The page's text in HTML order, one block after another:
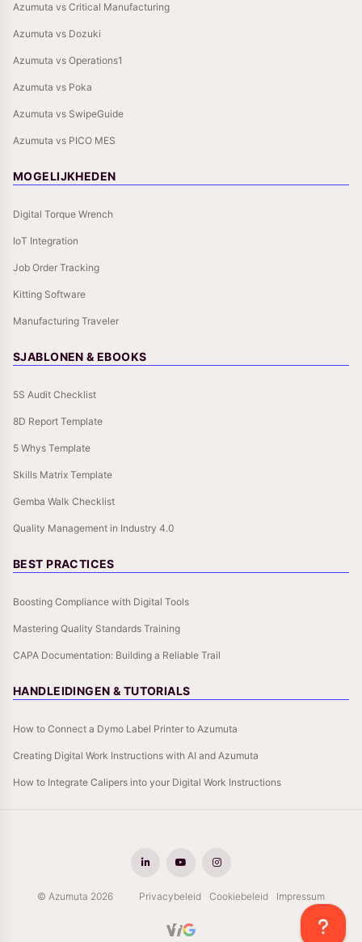
Azumuta vs Critical Manufacturing
Azumuta vs Dozuki
Azumuta vs Operations1
Azumuta vs Poka
Azumuta vs SwipeGuide
Azumuta vs PICO MES
MOGELIJKHEDEN
Digital Torque Wrench
IoT Integration
Job Order Tracking
Kitting Software
Manufacturing Traveler
SJABLONEN & EBOOKS
5S Audit Checklist
8D Report Template
5 Whys Template
Skills Matrix Template
Gemba Walk Checklist
Quality Management in Industry 4.0
BEST PRACTICES
Boosting Compliance with Digital Tools
Mastering Quality Standards Training
CAPA Documentation: Building a Reliable Trail
HANDLEIDINGEN & TUTORIALS
How to Connect a Dymo Label Printer to Azumuta
Creating Digital Work Instructions with AI and Azumuta
How to Integrate Calipers into your Digital Work Instructions
© Azumuta 2026 Privacybeleid Cookiebeleid Impressum